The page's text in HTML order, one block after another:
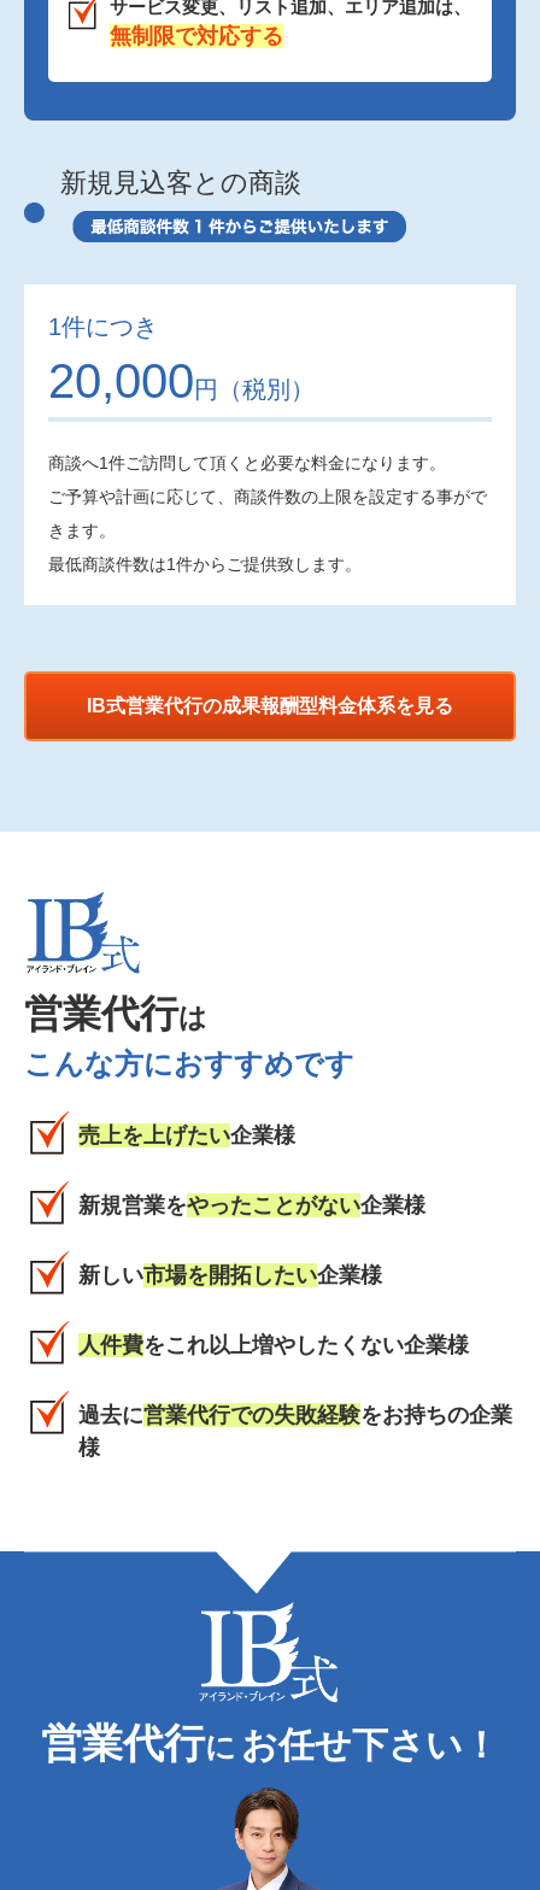
サービス変更、リスト追加、エリア追加は、
無制限で対応する
新規見込客との商談
1件につき
20,000円（税別）
商談へ1件ご訪問して頂くと必要な料金になります。
ご予算や計画に応じて、商談件数の上限を設定する事がで
きます。
最低商談件数は1件からご提供致します。
IB式営業代行の成果報酬型料金体系を見る
営業代行は
こんな方におすすめです
売上を上げたい企業様
新規営業をやったことがない企業様
新しい市場を開拓したい企業様
人件費をこれ以上増やしたくない企業様
過去に営業代行での失敗経験をお持ちの企業
様
営業代行に お任せ下さい！